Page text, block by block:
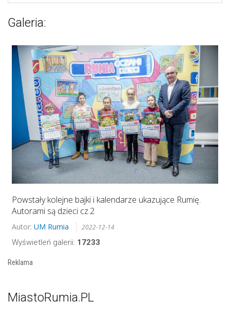
Galeria:
Powstały kolejne bajki i kalendarze ukazujące Rumię.
Autorami są dzieci cz.2
Autor: UM Rumia 2022-12-14
Wyświetleń galerii: 17233
Reklama
MiastoRumia.PL